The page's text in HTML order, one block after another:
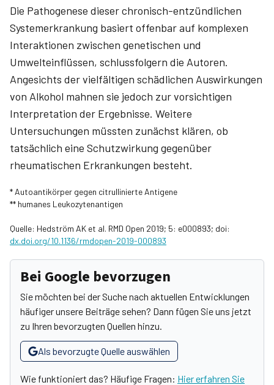
Die Pathogenese dieser chronisch-entzündlichen
Systemerkrankung basiert offenbar auf komplexen
Interaktionen zwischen genetischen und
Umwelteinflüssen, schlussfolgern die Autoren.
Angesichts der vielfältigen schädlichen Auswirkungen
von Alkohol mahnen sie jedoch zur vorsichtigen
Interpretation der Ergebnisse. Weitere
Untersuchungen müssten zunächst klären, ob
tatsächlich eine Schutzwirkung gegenüber
rheumatischen Erkrankungen besteht.
* Autoantikörper gegen citrullinierte Antigene
** humanes Leukozytenantigen
Quelle: Hedström AK et al. RMD Open 2019; 5: e000893; doi:
dx.doi.org/10.1136/rmdopen-2019-000893
Bei Google bevorzugen
Sie möchten bei der Suche nach aktuellen Entwicklungen
häufiger unsere Beiträge sehen? Dann fügen Sie uns jetzt
zu Ihren bevorzugten Quellen hinzu.
Als bevorzugte Quelle auswählen
Wie funktioniert das? Häufige Fragen: Hier erfahren Sie